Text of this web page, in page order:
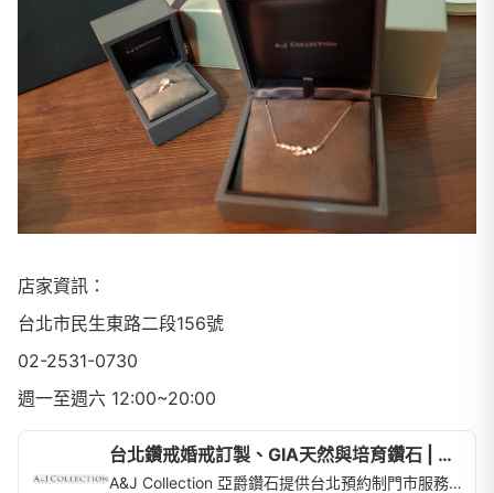
店家資訊：
台北市民生東路二段156號
02-2531-0730
週一至週六 12:00~20:00
台北鑽戒婚戒訂製、GIA天然與培育鑽石 | A&J Collection 亞爵鑽石
A&J Collection 亞爵鑽石提供台北預約制門市服務，專注求婚戒指、婚戒對戒、GIA天然鑽石與培育鑽石，以及舊換新改款與珠寶客製訂製。